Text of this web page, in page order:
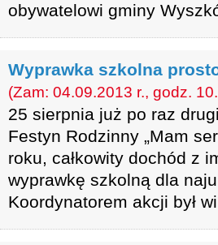
obywatelowi gminy
Wyprawka szkolna
(Zam: 04.09.2013 r., godz.
25 sierpnia już po raz
Festyn Rodzinny „Mam
roku, całkowity dochód z
wyprawkę szkolną dla
Koordynatorem akcji był